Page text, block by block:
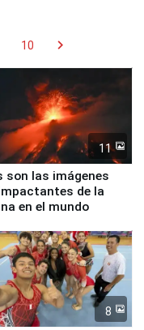
10 chevron_right
11
son las imágenes
de la
en el mundo
8